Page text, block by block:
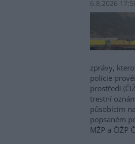
6.8.2026
zprávy,
policie
prostředí
trestní
působícím
popsaném
MŽP a ČIŽP